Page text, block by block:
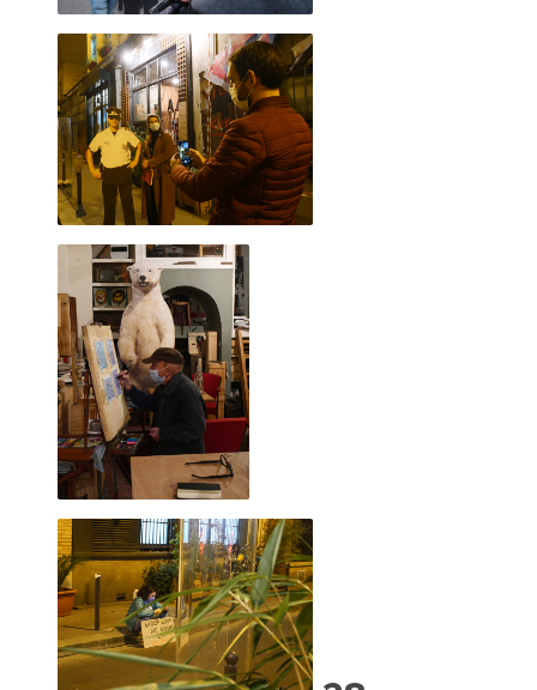
2023 novembre
2023 octobre
2023 septembre
2023 juillet
2023 août
2023 juin
2023 mai
2023 avril
2023 mars
2023 février
2023 janvier
2022 décembre
2022 novembre
2022 octobre